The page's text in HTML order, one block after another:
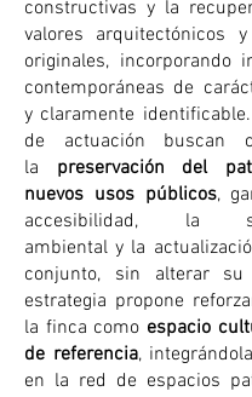
constructivas y la
valores arquitectónicos
originales, incorporando
contemporáneas de
y claramente
de actuación buscan
la preservación del
nuevos usos públicos,
accesibilidad, la
ambiental y la
conjunto, sin alterar su
estrategia propone
la finca como espacio
de referencia,
en la red de espacios